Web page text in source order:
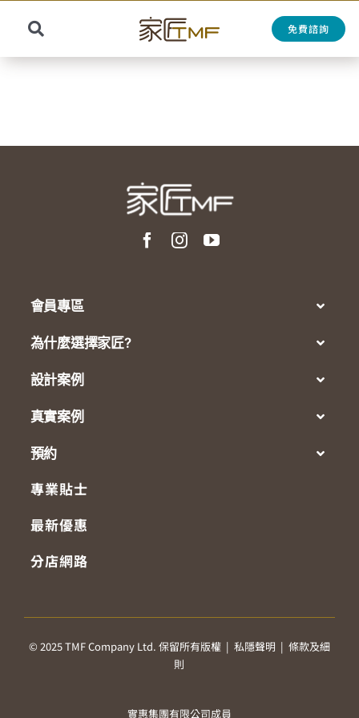
content
Toggle
Navigation
Search
免費諮詢
會員專區
為什麼選擇家匠?
設計案例
真實案例
預約
專業貼士
最新優惠
分店網路
© 2025 TMF Company Ltd. 保留所有版權 |私隱聲明 |條款及細
則
實惠集團有限公司成員